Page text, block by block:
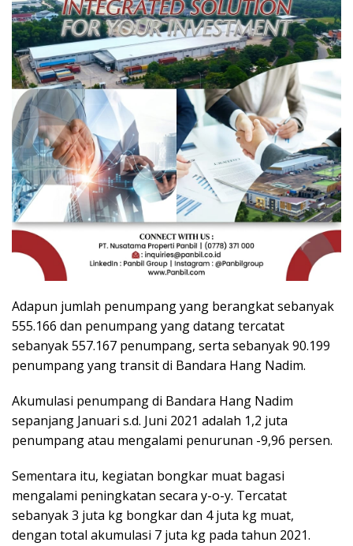
Adapun jumlah penumpang yang berangkat sebanyak
555.166 dan penumpang yang datang tercatat
sebanyak 557.167 penumpang, serta sebanyak 90.199
penumpang yang transit di Bandara Hang Nadim.
Akumulasi penumpang di Bandara Hang Nadim
sepanjang Januari s.d. Juni 2021 adalah 1,2 juta
penumpang atau mengalami penurunan -9,96 persen.
Sementara itu, kegiatan bongkar muat bagasi
mengalami peningkatan secara y-o-y. Tercatat
sebanyak 3 juta kg bongkar dan 4 juta kg muat,
dengan total akumulasi 7 juta kg pada tahun 2021.